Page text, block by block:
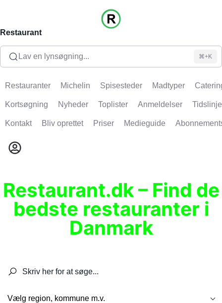
Restaurant
Lav en lynsøgning... ⌘+K
Restauranter Michelin Spisesteder Madtyper
Kortsøgning Nyheder Toplister Anmeldelser Tidslinje
Kontakt Bliv oprettet Priser Medieguide
Restaurant.dk – Find de
bedste restauranter i
Danmark
Vælg region, kommune m.v.